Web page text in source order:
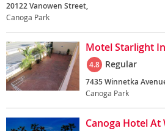
20122 Vanowen Street,
Canoga Park
Motel Starlight
4.8 Regular
7435 Winnetka
Canoga Park
Canoga Hotel